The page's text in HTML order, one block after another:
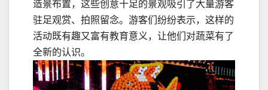
造景布置，这些创意十足的景观吸引了大量游客
驻足观赏、拍照留念。游客们纷纷表示，这样的
活动既有趣又富有教育意义，让他们对蔬菜有了
全新的认识。